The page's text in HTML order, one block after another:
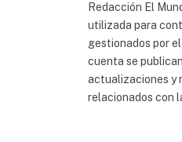
Redacción El
utilizada para
gestionados por
cuenta se
actualizaciones y
relacionados con